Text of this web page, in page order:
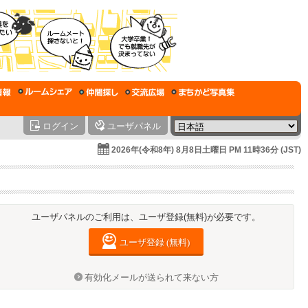
ログイン ユーザパネル
2026年(令和8年) 8月8日土曜日 PM 11時36分 (JST)
ユーザパネルのご利用は、ユーザ登録(無料)が必要です。
ユーザ登録 (無料)
有効化メールが送られて来ない方